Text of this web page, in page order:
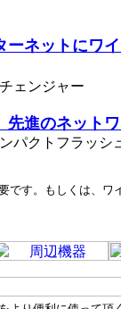
ーネットにワ
ェンジャー
先進のネット
パクトフラッシ
です。もしくは、ワ